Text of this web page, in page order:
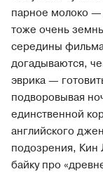
парное молоко —
тоже очень
середины фильма
догадываются,
эврика —
подворовывая
единственной
английского
подозрения, Кин
байку про